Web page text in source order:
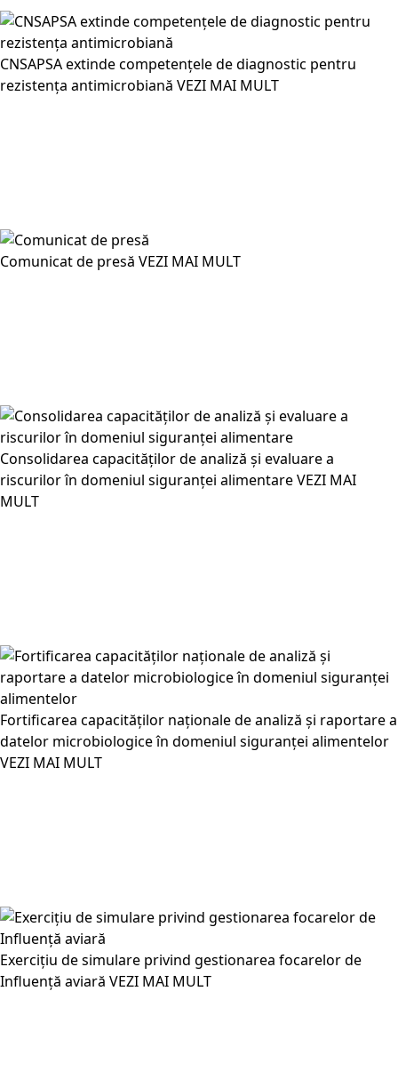
CNSAPSA extinde competențele de diagnostic pentru
rezistența antimicrobiană VEZI MAI MULT
Comunicat de presă VEZI MAI MULT
Consolidarea capacităților de analiză și evaluare a
riscurilor în domeniul siguranței alimentareVEZI MAI
MULT
Fortificarea capacităților naționale de analiză și raportare a
datelor microbiologice în domeniul siguranței alimentelor
VEZI MAI MULT
Exercițiu de simulare privind gestionarea focarelor de
Influență aviară VEZI MAI MULT